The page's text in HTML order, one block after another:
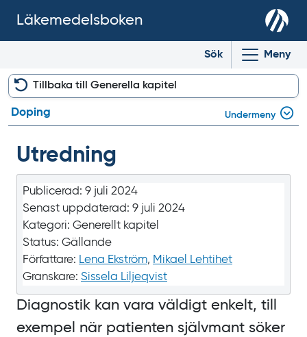
Läkemedelsboken
Sök Meny
Utredning
Publicerad: 9 juli 2024
Senast uppdaterad: 9 juli 2024
Kategori: Generellt kapitel
Status: Gällande
Författare: Lena Ekström, Mikael Lehtihet
Granskare: Sissela Liljeqvist
Diagnostik kan vara väldigt enkelt, till
exempel när patienten självmant söker
Tillbaka till Generella kapitel
Doping Undermeny